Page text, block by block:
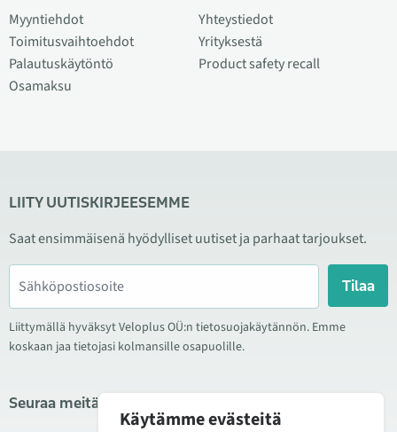
Myyntiehdot
Toimitusvaihtoehdot
Palautuskäytöntö
Osamaksu
Yhteystiedot
Yrityksestä
Product safety recall
LIITY UUTISKIRJEESEMME
Saat ensimmäisenä hyödylliset uutiset ja parhaat tarjoukset.
Tilaa
Liittymällä hyväksyt Veloplus OÜ:n tietosuojakäytännön. Emme
koskaan jaa tietojasi kolmansille osapuolille.
Seuraa meitä sosiaalisessa mediassa
Käytämme evästeitä